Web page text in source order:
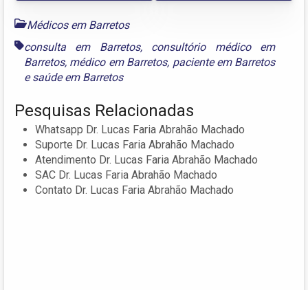
Médicos em Barretos
consulta em Barretos, consultório médico em
Barretos, médico em Barretos, paciente em Barretos
esaúde em Barretos
Pesquisas Relacionadas
Whatsapp Dr. Lucas Faria Abrahão Machado
Suporte Dr. Lucas Faria Abrahão Machado
Atendimento Dr. Lucas Faria Abrahão Machado
SAC Dr. Lucas Faria Abrahão Machado
Contato Dr. Lucas Faria Abrahão Machado